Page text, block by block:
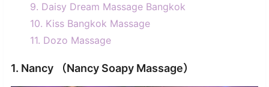
9. Daisy Dream Massage Bangkok
10. Kiss Bangkok Massage
11. Dozo Massage
1. Nancy （Nancy Soapy Massage）